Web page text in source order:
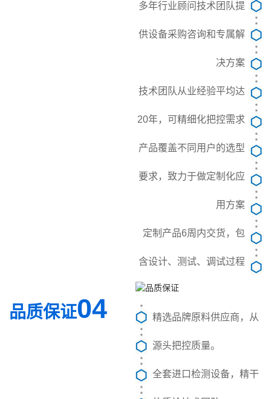
多年行业顾问技术团队提
供设备采购咨询和专属解
决方案
技术团队从业经验平均达
20年，可精细化把控需求
产品覆盖不同用户的选型
要求，致力于做定制化应
用方案
定制产品6周内交货，包
含设计、测试、调试过程
品质保证04 精选品牌原料供应商，从
源头把控质量。
全套进口检测设备，精干